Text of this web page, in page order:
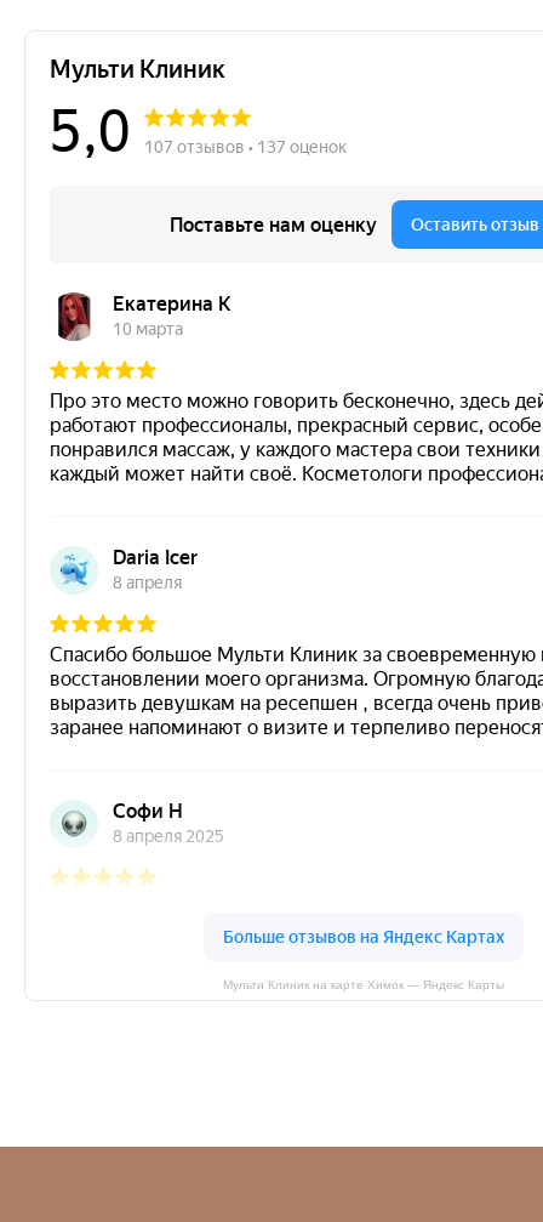
Мульти Клиник на карте Химок — Яндекс Карты